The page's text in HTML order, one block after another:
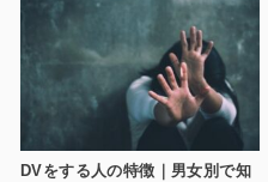
DVをする人の特徴｜男女別で知